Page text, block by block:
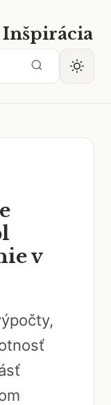
Inšpirácia
v